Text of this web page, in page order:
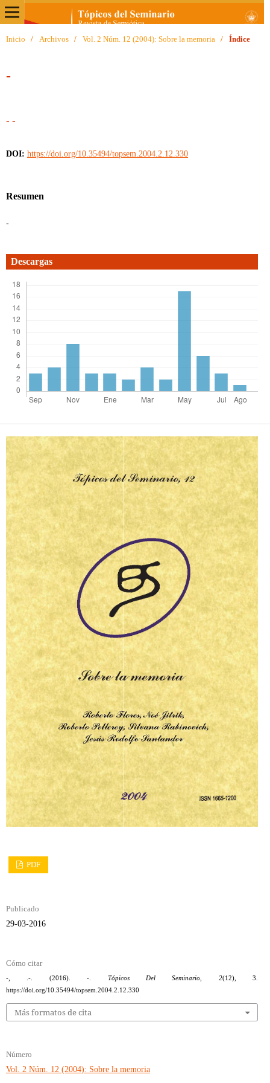
Inicio / Archivos / Vol. 2 Núm. 12 (2004): Sobre la memoria / Índice
-
- -
DOI: https://doi.org/10.35494/topsem.2004.2.12.330
Resumen
-
Descargas
PDF
Publicado
29-03-2016
Cómo citar
-, .-. (2016). -. Tópicos Del Seminario 2(12), 3.
https://doi.org/10.35494/topsem.2004.2.12.330
Más formatos de cita
Número
Vol. 2 Núm. 12 (2004): Sobre la memoria